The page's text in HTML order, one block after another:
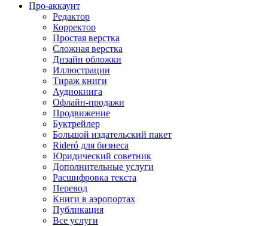
Про-аккаунт
Редактор
Корректор
Простая верстка
Сложная верстка
Дизайн обложки
Иллюстрации
Тираж книги
Аудиокнига
Офлайн-продажи
Продвижение
Буктрейлер
Большой издательский пакет
Rideró для бизнеса
Юридический советник
Дополнительные услуги
Расшифровка текста
Перевод
Книги в аэропортах
Публикация
Все услуги